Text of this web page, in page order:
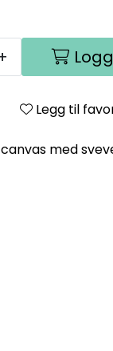
Legg til
med